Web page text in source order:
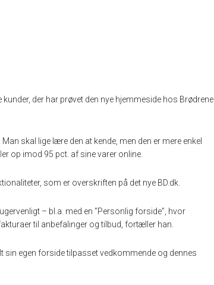
der har prøvet den nye hjemmeside hos Brødrene
skal lige lære den at kende, men den er mere enkel
op imod 95 pct. af sine varer online.
som er overskriften på det nye BD.dk.
– bl.a. med en ”Personlig forside”, hvor
til anbefalinger og tilbud, fortæller han.
sin egen forside tilpasset vedkommende og dennes